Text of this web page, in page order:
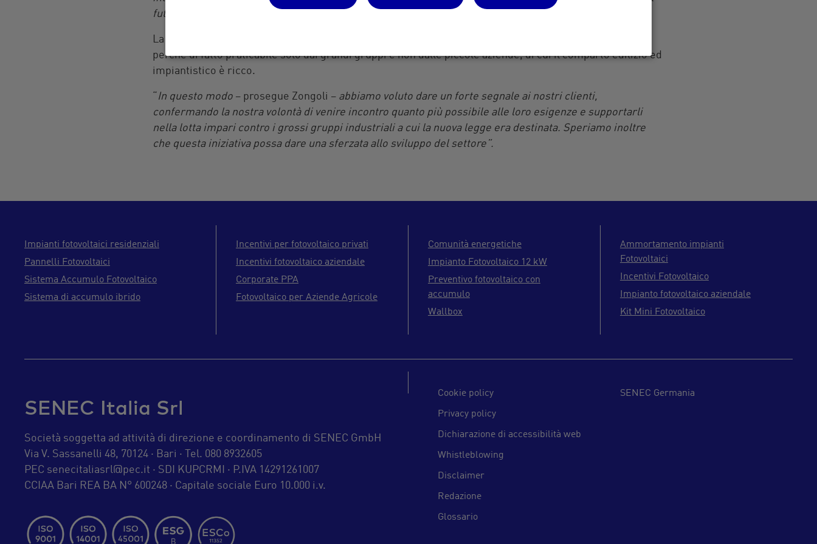
futuro”.
La cessione del credito è stata vista in modo negativo dalle associazioni e dagli operatori del settore
perché di fatto praticabile solo dai grandi gruppi e non dalle piccole aziende, di cui il comparto edilizio ed
impiantistico è ricco.
“ In questo modo– prosegue Zongoli – abbiamo voluto dare un forte segnale ai nostri clienti,
confermando la nostra volontà di venire incontro quanto più possibile alle loro esigenze e supportarli
nella lotta impari contro i grossi gruppi industriali a cui la nuova legge era destinata. Speriamo inoltre
che questa iniziativa possa dare una sferzata allo sviluppo del settore”.
Impianti fotovoltaici residenziali
Pannelli Fotovoltaici
Sistema Accumulo Fotovoltaico
Sistema di accumulo ibrido
Incentivi per fotovoltaico privati
Incentivi fotovoltaico aziendale
Corporate PPA
Fotovoltaico per Aziende Agricole
Comunità energetiche
Impianto Fotovoltaico 12 kW
Preventivo fotovoltaico con
accumulo
Wallbox
Ammortamento impianti
Fotovoltaici
Incentivi Fotovoltaico
Impianto fotovoltaico aziendale
Kit Mini Fotovoltaico
SENEC Italia Srl
Società soggetta ad attività di direzione e coordinamento di SENEC GmbH
Via V. Sassanelli 48, 70124 · Bari · Tel. 080 8932605
PEC senecitaliasrl@pec.it · SDI KUPCRMI · P.IVA 14291261007
CCIAA Bari REA BA N° 600248 · Capitale sociale Euro 10.000 i.v.
Cookie policy
Privacy policy
Dichiarazione di accessibilità web
Whistleblowing
Disclaimer
Redazione
Glossario
SENEC Germania